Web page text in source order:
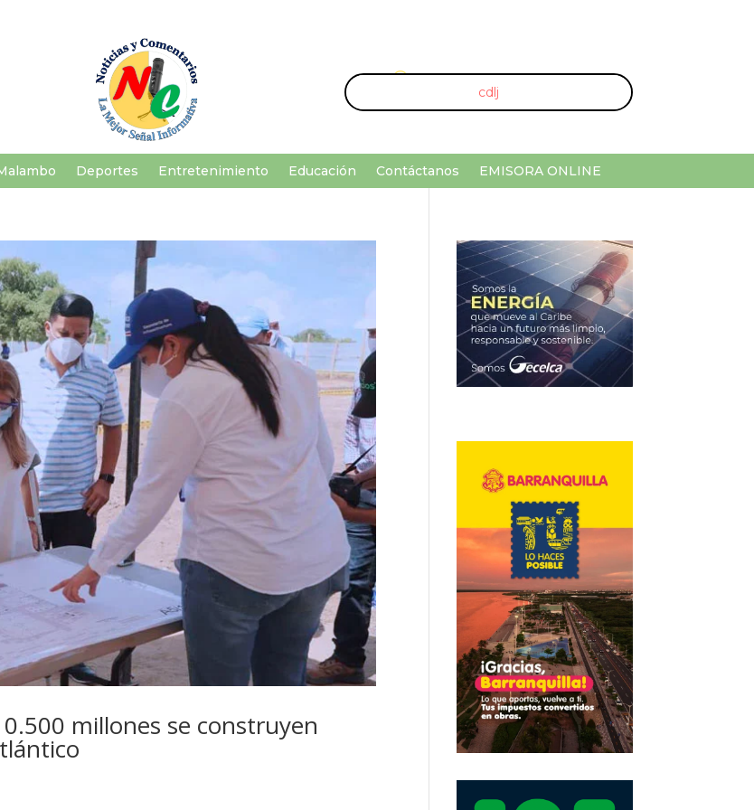
U ¡Buscar por palabra clave!
Deportes Entretenimiento Educación Contáctanos EMISORA ONLINE
millones se construyen